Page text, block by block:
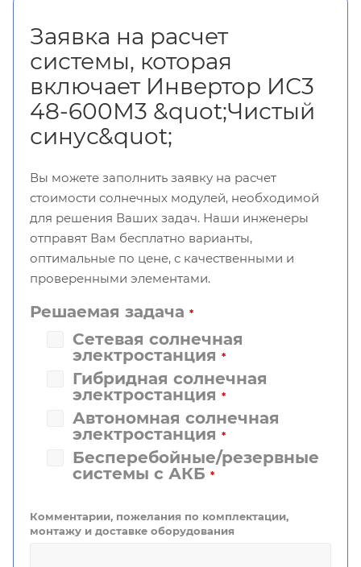
Заявка на расчет
системы, которая
включает Инвертор ИС3
48-600М3 &quot;Чистый
синус&quot;
Вы можете заполнить заявку на расчет
стоимости солнечных модулей, необходимой
для решения Ваших задач. Наши инженеры
отправят Вам бесплатно варианты,
оптимальные по цене, с качественными и
проверенными элементами.
Решаемая задача *
Сетевая солнечная
электростанция *
Гибридная солнечная
электростанция *
Автономная солнечная
электростанция *
Бесперебойные/резервные
системы с АКБ *
Комментарии, пожелания по комплектации,
монтажу и доставке оборудования